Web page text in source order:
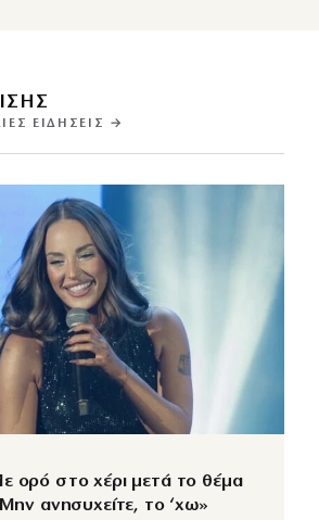
ΕΙΔΉΣΕΙΣ →
ορό στο χέρι μετά το θέμα
ανησυχείτε, το ‘χω»